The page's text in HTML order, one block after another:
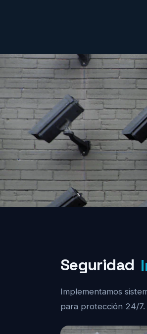
Seguridad
Implementamos
para protección 24/7.